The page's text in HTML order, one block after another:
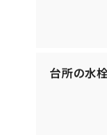
台所の水